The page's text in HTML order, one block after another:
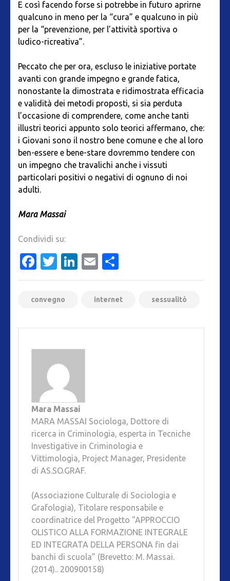
E così facendo forse si potrebbe in futuro aprirne
qualcuno in meno per la “cura” e qualcuno in più
per la “prevenzione, per l’attività sportiva o
ludico-ricreativa”.
Peccato che per ora, escluso le iniziative portate
avanti con grande impegno e grande fatica,
nonostante la dimostrata e ridimostrata efficacia
e validità dei metodi proposti, si sia perduta
l’occasione di comprendere, come anche tanti
illustri teorici appunto solo teorici affermano, che:
i Giovani sono il nostro bene comune e che al loro
ben-essere e bene-stare dovremmo tendere con
un impegno che travalichi anche i vissuti
particolari positivi o negativi di ognuno di noi
adulti.
Mara Massai
Condividi su:
Facebook
Twitter
LinkedIn
Email
convegno internet sessualitò
Mara Massai
MARA MASSAI Sociologa, Dottore di
ricerca in Criminologia, esperta in Tecniche
Investigative in Criminologia e
Vittimologia, Project Manager, Presidente
di AS.SO.GRAF.
(Associazione Culturale di Sociologia e
Grafologia), Titolare responsabile e
coordinatrice del Progetto "APPROCCIO
OLISTICO ALLA FORMAZIONE INTEGRALE
ED INTEGRATA DELLA PERSONA fin dai
banchi di scuola” (Brevetto: M. Massai.
(2014).. 200900158)